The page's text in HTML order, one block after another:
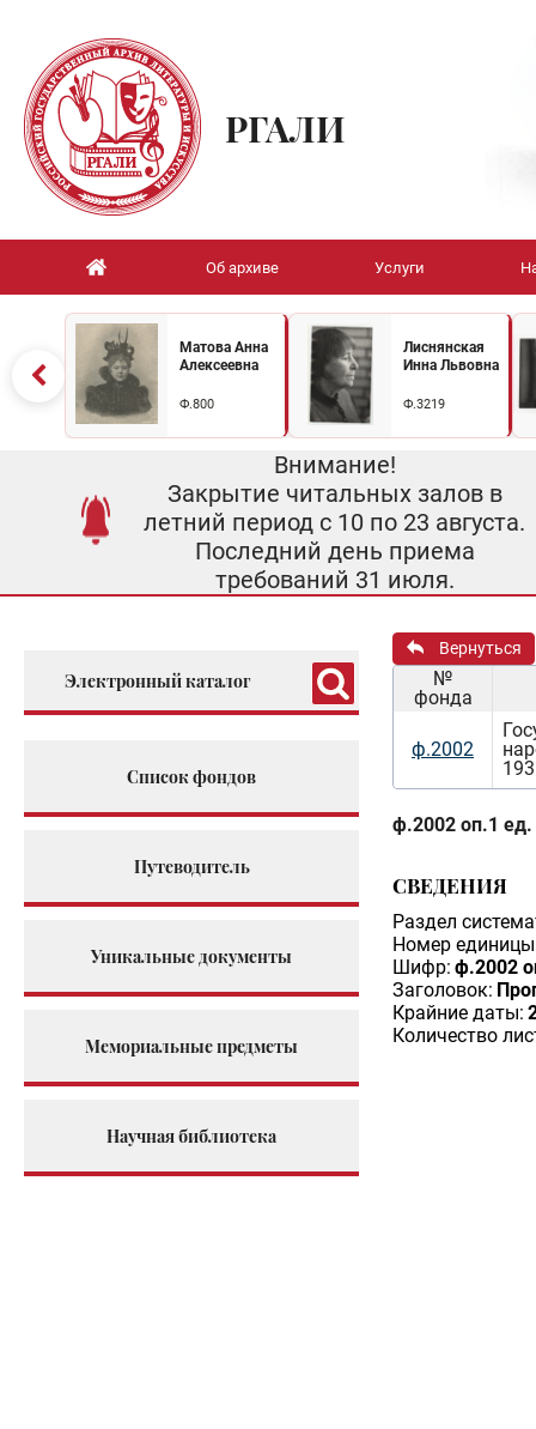
РГАЛИ
Об архиве Услуги
Матова Анна
Алексеевна
Ф.800
Лиснянская
Инна Львовна
Ф.3219
Внимание!
Закрытие читальных залов в
летний период с 10 по 23 августа.
Последний день приема
требований 31 июля.
Электронный каталог
Список фондов
Путеводитель
Уникальные документы
Мемориальные предметы
Научная библиотека
Вернуться
№
фонда
ф.2002
ф.2002 оп.1 ед.
СВЕДЕНИЯ
Раздел
Номер единицы
Шифр: ф.2002
Заголовок:
Крайние даты:
Количество